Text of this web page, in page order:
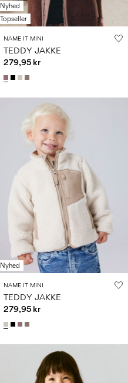
Nyhed
Topseller
NAME IT MINI
TEDDY JAKKE
279,95 kr
Nyhed
NAME IT MINI
TEDDY JAKKE
279,95 kr